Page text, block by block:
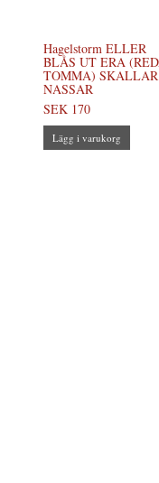
Hagelstorm ELLER
BLÅS UT ERA
TOMMA) SKALLAR
NASSAR
SEK 170
Lägg i varukorg